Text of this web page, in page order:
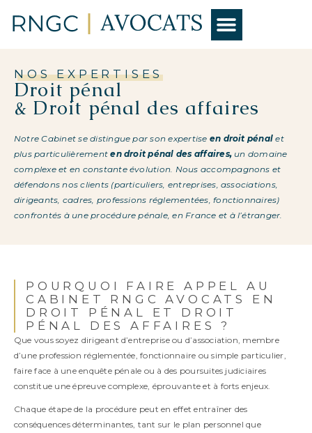
NOS EXPERTISES
Droit pénal
& Droit pénal des affaires
Notre Cabinet se distingue par son expertise en droit pénalet
plus particulièrementen droit pénal des affaires, un domaine
complexe et en constante évolution. Nous accompagnons et
défendons nos clients (particuliers, entreprises, associations,
dirigeants, cadres, professions réglementées, fonctionnaires)
confrontés à une procédure pénale, en France et à l’étranger.
POURQUOI FAIRE APPEL AU
CABINET RNGC AVOCATS EN
DROIT PÉNAL ET DROIT
PÉNAL DES AFFAIRES ?
Que vous soyez dirigeant d’entreprise ou d’association, membre
d’une profession réglementée, fonctionnaire ou simple particulier,
faire face à une enquête pénale ou à des poursuites judiciaires
constitue une épreuve complexe, éprouvante et à forts enjeux.
Chaque étape de la procédure peut en effet entraîner des
conséquences déterminantes, tant sur le plan personnel que